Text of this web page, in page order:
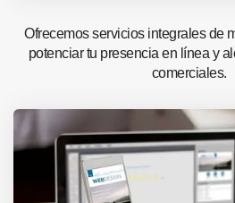
Ofrecemos servicios integrales de
potenciar tu presencia en línea y
comerciales.